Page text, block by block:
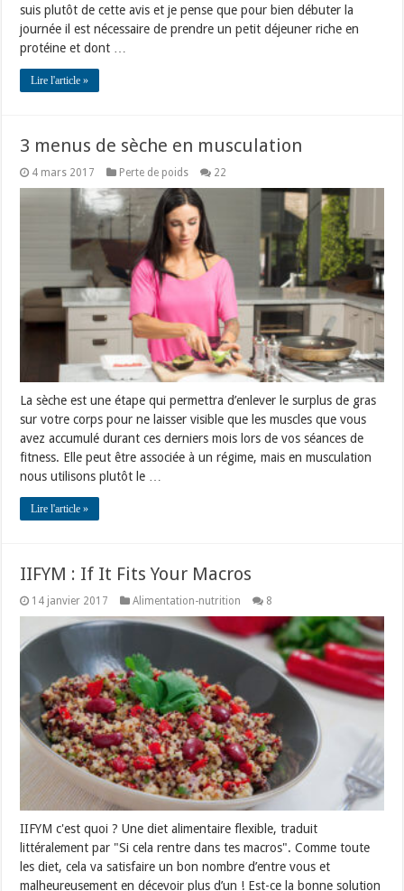
suis plutôt de cette avis et je pense que pour bien débuter la
journée il est nécessaire de prendre un petit déjeuner riche en
protéine et dont …
Lire l'article »
3 menus de sèche en musculation
4 mars 2017 Perte de poids 22
La sèche est une étape qui permettra d’enlever le surplus de gras
sur votre corps pour ne laisser visible que les muscles que vous
avez accumulé durant ces derniers mois lors de vos séances de
fitness. Elle peut être associée à un régime, mais en musculation
nous utilisons plutôt le …
Lire l'article »
IIFYM : If It Fits Your Macros
14 janvier 2017 Alimentation-nutrition 8
IIFYM c'est quoi ? Une diet alimentaire flexible, traduit
littéralement par "Si cela rentre dans tes macros". Comme toute
les diet, cela va satisfaire un bon nombre d’entre vous et
malheureusement en décevoir plus d’un ! Est-ce la bonne solution